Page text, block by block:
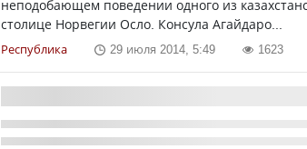
неподобающем поведении одного из
столице Норвегии Осло. Консула Агайдаро...
Республика 29 июля 2014, 5:49 1623